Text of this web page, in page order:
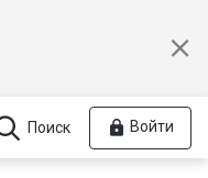
Поиск Войти